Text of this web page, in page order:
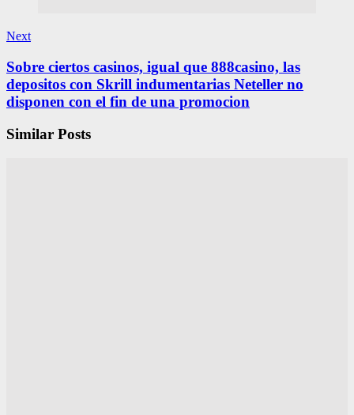
Next
Sobre ciertos casinos, igual que 888casino, las
depositos con Skrill indumentarias Neteller no
disponen con el fin de una promocion
Similar Posts